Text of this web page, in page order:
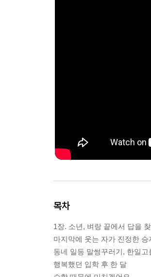
목차
1장. 소년, 벼랑 끝에서 답을
마지막에 웃는 자가 진정한 승
동네 일등 말썽꾸러기, 한일고
행복했던 입학 후 한 달